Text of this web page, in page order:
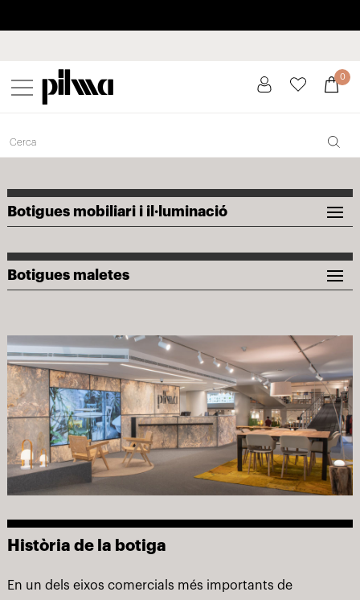
pilma 0
Botigues mobiliari i il·luminació
Botigues maletes
Història de la botiga
En un dels eixos comercials més importants de